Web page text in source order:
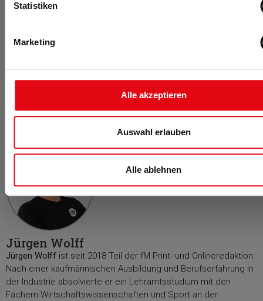
Statistiken
Marketing
Alle akzeptieren
Auswahl erlauben
Alle ablehnen
Für fitness MANAGEMENT berichtet
Jürgen Wolff
Jürgen Wolff ist seit 2018 Teil der fM Print- und Onlineredaktion.
Nach einer kaufmännischen Ausbildung und Berufserfahrung in
der Industrie absolvierte er ein Lehramtsstudium mit den
Fächern Wirtschaftswissenschaften und Sport an der